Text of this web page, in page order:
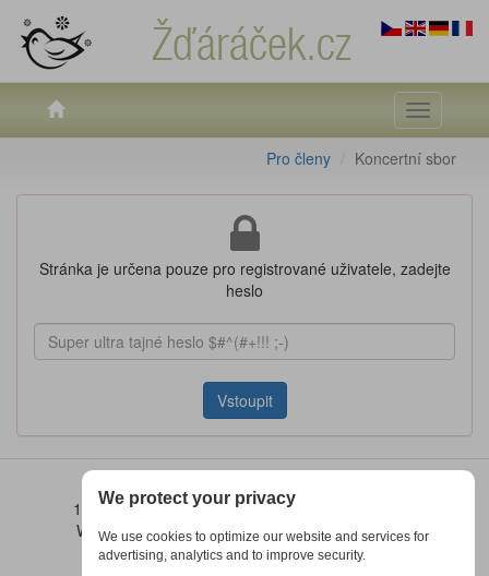
Žďáráček.cz
Toggle
Pro členy Koncertní sbor
Stránka je určena pouze pro registrované uživatele, zadejte
heslo
Vstoupit
1973 - 2026 © DPS Žďáráček |Nastavení cookies
Webdesign byFenomio|Redakce FenomioFlow
We protect your privacy
We use cookies to optimize our website and services for
advertising, analytics and to improve security.